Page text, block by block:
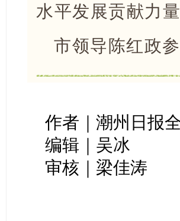
水平发展贡献力量
市领导陈红政参
作者｜潮州日报
编辑｜吴冰
审核｜梁佳涛